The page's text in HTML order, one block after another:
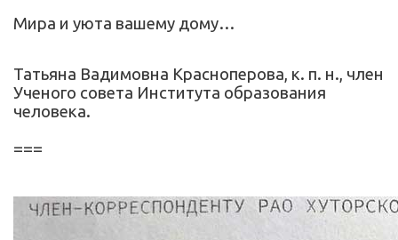
Мира и уюта вашему дому…
Татьяна Вадимовна Красноперова, к. п. н., член
Ученого совета Института образования
человека.
===